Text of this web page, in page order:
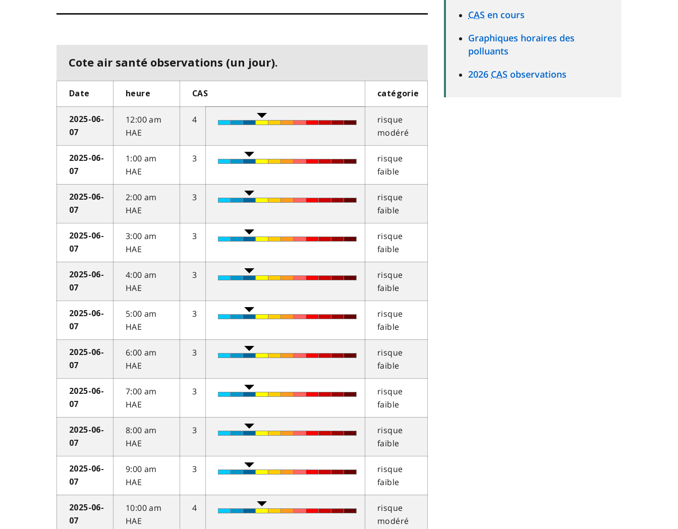
Cote air santé observations (un jour).
Date heure CAS catégorie
2025-06-
07
12:00 am
HAE
4
risque
modéré
2025-06-
07
1:00 am
HAE
3
risque
faible
2025-06-
07
2:00 am
HAE
3
risque
faible
2025-06-
07
3:00 am
HAE
3
risque
faible
2025-06-
07
4:00 am
HAE
3
risque
faible
2025-06-
07
5:00 am
HAE
3
risque
faible
2025-06-
07
6:00 am
HAE
3
risque
faible
2025-06-
07
7:00 am
HAE
3
risque
faible
2025-06-
07
8:00 am
HAE
3
risque
faible
2025-06-
07
9:00 am
HAE
3
risque
faible
2025-06-
07
10:00 am
HAE
4
risque
modéré
CAS en cours
Graphiques horaires des
polluants
2026 CAS observations